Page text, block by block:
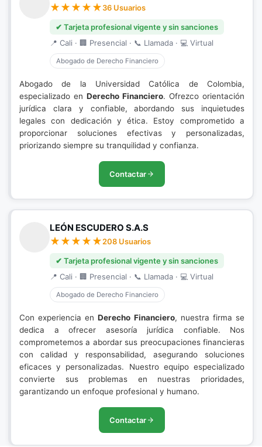
36 Usuarios
✔ Tarjeta profesional vigente y sin sanciones
📍 Cali · 🏢 Presencial · 📞 Llamada · 💻 Virtual
Abogado de Derecho Financiero
Abogado de la Universidad Católica de Colombia,
especializado en Derecho Financiero. Ofrezco orientación
jurídica clara y confiable, abordando sus inquietudes
legales con dedicación y ética. Estoy comprometido a
proporcionar soluciones efectivas y personalizadas,
priorizando siempre su tranquilidad y confianza.
Contactar
LEÓN ESCUDERO S.A.S
208 Usuarios
✔ Tarjeta profesional vigente y sin sanciones
📍 Cali · 🏢 Presencial · 📞 Llamada · 💻 Virtual
Abogado de Derecho Financiero
Con experiencia enDerecho Financiero, nuestra firma se
dedica a ofrecer asesoría jurídica confiable. Nos
comprometemos a abordar sus preocupaciones financieras
con calidad y responsabilidad, asegurando soluciones
eficaces y personalizadas. Nuestro equipo especializado
convierte sus problemas en nuestras prioridades,
garantizando un enfoque profesional y humano.
Contactar